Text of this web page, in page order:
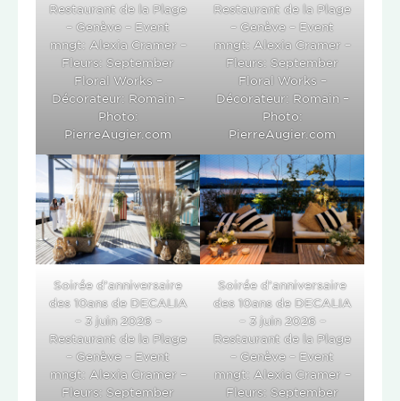
Restaurant de la Plage
– Genève – Event
mngt: Alexia Cramer –
Fleurs: September
Floral Works –
Décorateur: Romain –
Photo:
PierreAugier.com
Restaurant de la Plage
– Genève – Event
mngt: Alexia Cramer –
Fleurs: September
Floral Works –
Décorateur: Romain –
Photo:
PierreAugier.com
Soirée d’anniversaire
des 10ans de DECALIA
– 3 juin 2026 –
Restaurant de la Plage
– Genève – Event
mngt: Alexia Cramer –
Fleurs: September
Soirée d’anniversaire
des 10ans de DECALIA
– 3 juin 2026 –
Restaurant de la Plage
– Genève – Event
mngt: Alexia Cramer –
Fleurs: September